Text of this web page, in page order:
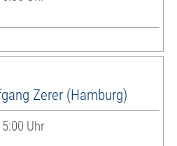
Zerer (Hamburg)
Uhr